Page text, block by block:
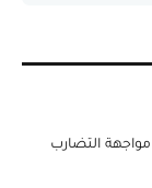
التضارب